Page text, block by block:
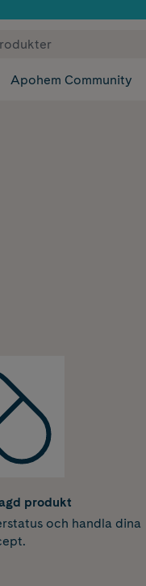
✓ Fri frakt
Apohem Community
produkt
och handla dina